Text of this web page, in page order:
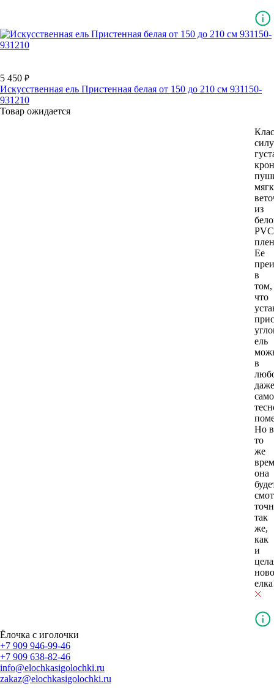
5 450
Искусственная ель Пристенная белая от 150 до 210 см 931150-
931210
Товар ожидается
из
PVC
Ее
в
том,
что
ель
в
даже
Но в
то
же
она
так
же,
как
и
Ёлочка с иголочки
+7 909 946-99-46
+7 909 638-82-46
info@elochkasigolochki.ru
zakaz@elochkasigolochki.ru